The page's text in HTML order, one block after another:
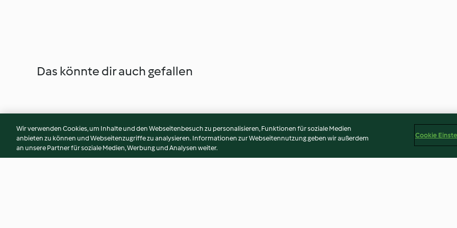
Das könnte dir auch gefallen
Wir verwenden Cookies, um Inhalte und den Webseitenbesuch zu personalisieren, Funktionen für soziale Medien
anbieten zu können und Webseitenzugriffe zu analysieren. Informationen zur Webseitennutzung geben wir außerdem
an unsere Partner für soziale Medien, Werbung und Analysen weiter.
Cookie